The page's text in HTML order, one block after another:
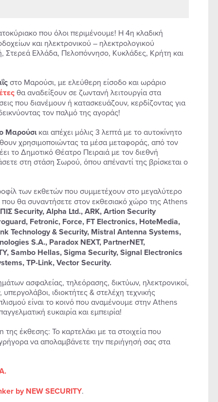
που όλοι περιμένουμε! Η 4η κλαδική
και ηλεκτρονικού – ηλεκτρολογικού
Στερεά Ελλάδα, Πελοπόννησο, Κυκλάδες, Κρήτη και
στο Μαρούσι, με ελεύθερη είσοδο και ωράριο
θα αναδείξουν σε ζωντανή λειτουργία στα
που διανέμουν ή κατασκευάζουν, κερδίζοντας για
τον παλμό της αγοράς!
Μαρούσικαι απέχει μόλις 3 λεπτά με το αυτοκίνητο
χρησιμοποιώντας τα μέσα μεταφοράς, από τον
το Δημοτικό Θέατρο Πειραιά με τον διεθνή
στη στάση Σωρού, όπου απέναντί της βρίσκεται ο
των εκθετών που συμμετέχουν στο μεγαλύτερο
θα συναντήσετε στον εκθεσιακό χώρο της Athens
Security, Alpha Ltd., ARK, Artion Security
Fetronic, Force, FT Electronics, HoteMedia,
Technology & Security, Mistral Antenna Systems,
S.A., Paradox NEXT, PartnerNET,
Sambo Hellas, Sigma Security, Signal Electronics
TP-Link, Vector Security.
ασφαλείας, τηλεόρασης, δικτύων, ηλεκτρονικοί,
ιδιοκτήτες & στελέχη τεχνικής
είναι το κοινό που αναμένουμε στην Athens
ευκαιρία και εμπειρία!
έκθεσης: Το καρτελάκι με τα στοιχεία που
να απολαμβάνετε την περιήγησή σας στα
by NEW SECURITY.